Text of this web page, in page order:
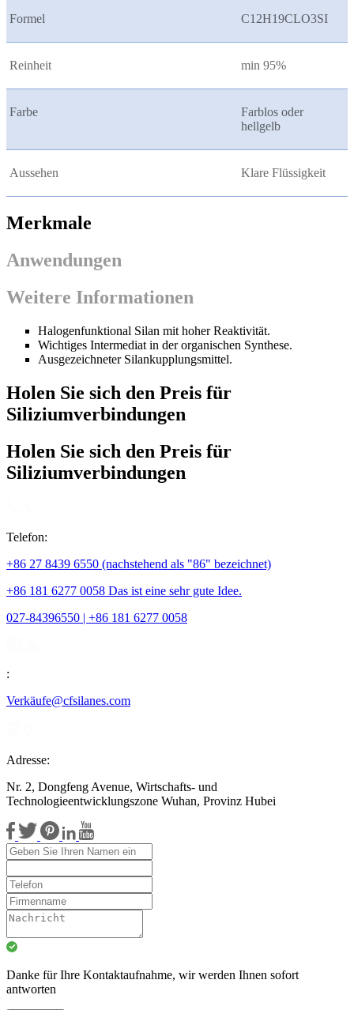
Formel C12H19CLO3SI
Reinheit min 95%
Farbe
Farblos oder
hellgelb
Aussehen Klare Flüssigkeit
Merkmale
Anwendungen
Weitere Informationen
Halogenfunktional Silan mit hoher Reaktivität.
Wichtiges Intermediat in der organischen Synthese.
Ausgezeichneter Silankupplungsmittel.
Holen Sie sich den Preis für
Siliziumverbindungen
Holen Sie sich den Preis für
Siliziumverbindungen
Telefon:
+86 27 8439 6550 (nachstehend als "86" bezeichnet)
+86 181 6277 0058 Das ist eine sehr gute Idee.
027-84396550 | +86 181 6277 0058
:
Verkäufe@cfsilanes.com
Adresse:
Nr. 2, Dongfeng Avenue, Wirtschafts- und
Technologieentwicklungszone Wuhan, Provinz Hubei
Danke für Ihre Kontaktaufnahme, wir werden Ihnen sofort
antworten